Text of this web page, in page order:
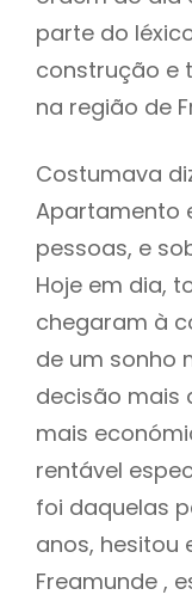
parte do
construção e
na região de
Costumava
Apartamento
pessoas, e
Hoje em dia,
chegaram à
de um sonho
decisão mais
mais
rentável
foi daquelas
anos, hesitou
Freamunde ,